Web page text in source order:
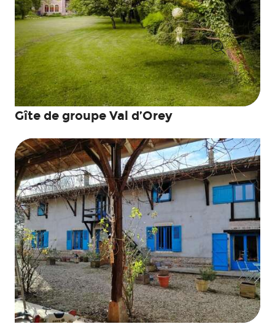
Recherche
Gîte de groupe Val d’Orey